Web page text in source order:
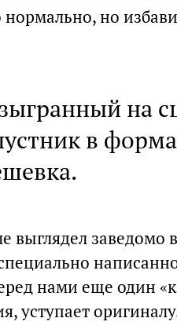
но
на
в
выглядел
нами еще один
уступает